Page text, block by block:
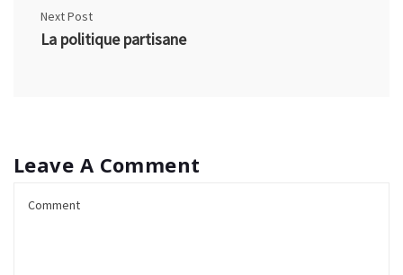
Next Post
La politique partisane
Leave A Comment